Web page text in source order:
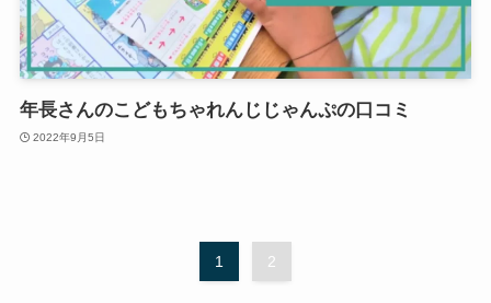
年長さんのこどもちゃれんじじゃんぷの口コミ
2022年9月5日
1 2